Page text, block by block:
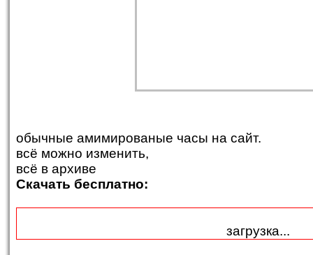
обычные амимированые часы на сайт.
всё можно изменить,
всё в архиве
Скачать бесплатно:
загрузка...